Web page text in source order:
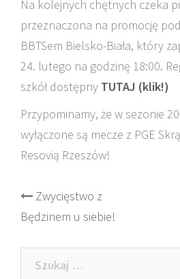
Na kolejnych chętnych czeka
przeznaczona na promocję
BBTSem Bielsko-Biała, który
24. lutego na godzinę 18:00.
szkół dostępny TUTAJ (klik!)
Przypominamy, że w sezonie
wyłączone są mecze z PGE
Resovią Rzeszów!
Post
navigation
Zwycięstwo z
Będzinem u siebie!
Szukaj: